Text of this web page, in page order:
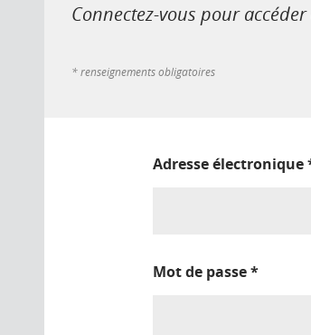
Connectez-vous pour
* renseignements obligatoires
Adresse électronique
Mot de passe*